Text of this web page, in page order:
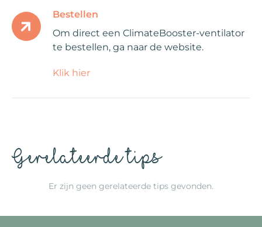
Bestellen
Om direct een ClimateBooster-ventilator
te bestellen, ga naar de website.
Klik hier
Gerelateerde tips
Er zijn geen gerelateerde tips gevonden.